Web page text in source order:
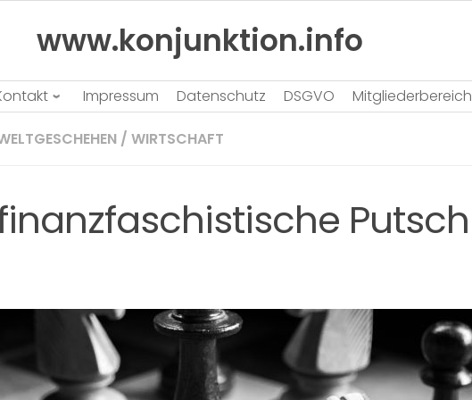
www.konjunktion.info
Impressum Datenschutz DSGVO Mitgliederbereich
/ WIRTSCHAFT
Putsch